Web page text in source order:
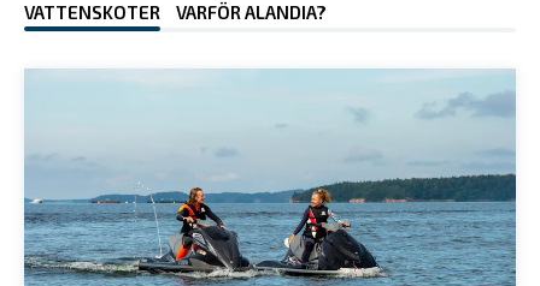
VATTENSKOTER VARFÖR ALANDIA?